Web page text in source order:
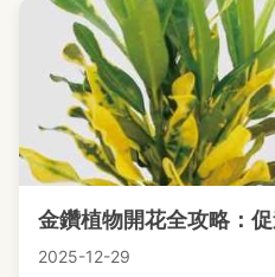
金鑽植物開花全攻略：
2025-12-29